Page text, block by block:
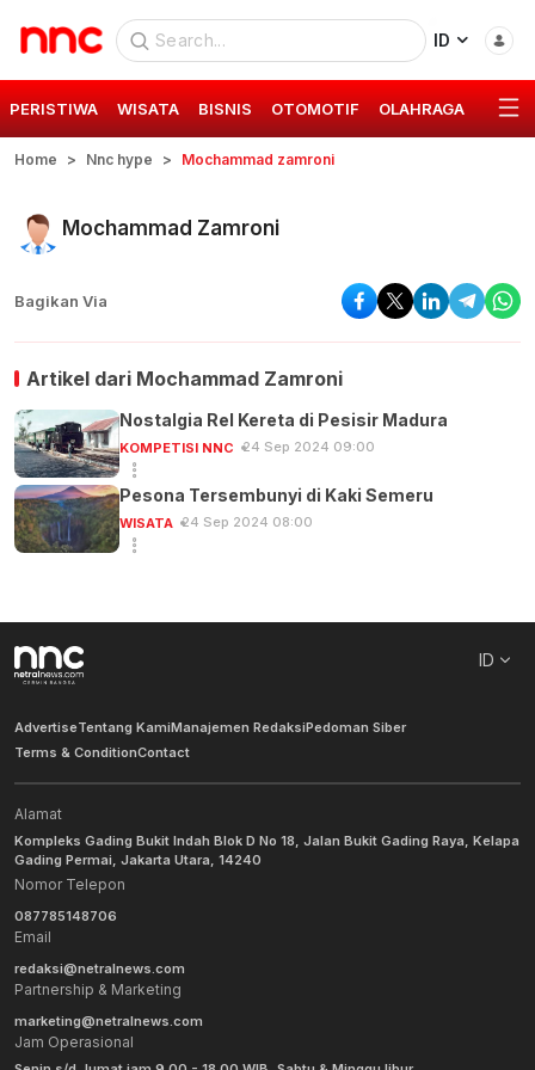
ID
PERISTIWA WISATA BISNIS OTOMOTIF OLAHRAGA GAYA
Home Nnc hype Mochammad zamroni
Mochammad Zamroni
Bagikan Via
Artikel dari Mochammad Zamroni
Nostalgia Rel Kereta di Pesisir Madura
KOMPETISI NNC 24 Sep 2024 09:00
Pesona Tersembunyi di Kaki Semeru
WISATA 24 Sep 2024 08:00
ID
AdvertiseTentang KamiManajemen RedaksiPedoman Siber
Terms & ConditionContact
Alamat
Kompleks Gading Bukit Indah Blok D No 18, Jalan Bukit Gading Raya, Kelapa
Gading Permai, Jakarta Utara, 14240
Nomor Telepon
087785148706
Email
redaksi@netralnews.com
Partnership & Marketing
marketing@netralnews.com
Jam Operasional